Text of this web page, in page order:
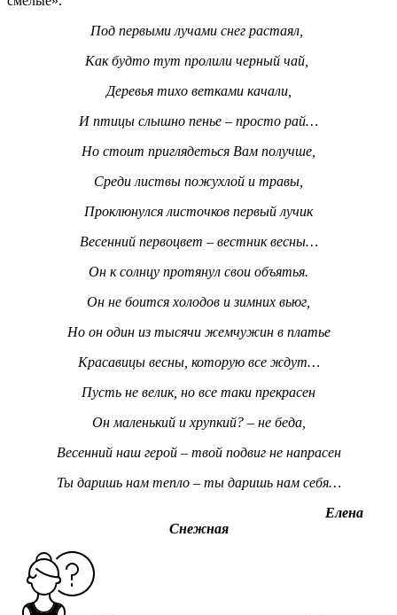
Под первыми лучами снег растаял,
Как будто тут пролили черный чай,
Деревья тихо ветками качали,
И птицы слышно пенье – просто рай…
Но стоит приглядеться Вам получше,
Среди листвы пожухлой и травы,
Проклюнулся листочков первый лучик
Весенний первоцвет – вестник весны…
Он к солнцу протянул свои объятья.
Он не боится холодов и зимних вьюг,
Но он один из тысячи жемчужин в платье
Красавицы весны, которую все ждут…
Пусть не велик, но все таки прекрасен
Он маленький и хрупкий? – не беда,
Весенний наш герой – твой подвиг не напрасен
Ты даришь нам тепло – ты даришь нам себя…
Елена
Снежная